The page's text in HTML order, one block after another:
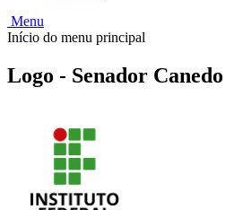
Menu
Início do menu principal
Logo - Senador Canedo